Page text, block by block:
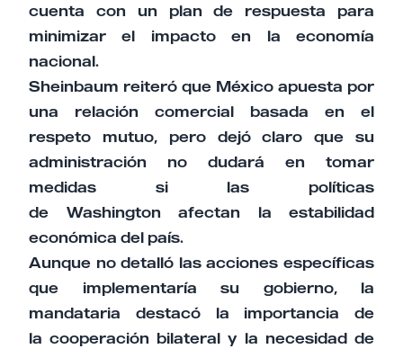
cuenta con un plan de respuesta para
minimizar el impacto en la economía
nacional.
Sheinbaum reiteró que México apuesta por
una relación comercial basada en el
respeto mutuo, pero dejó claro que su
administración no dudará en tomar
medidas si las políticas
de Washington afectan la estabilidad
económica del país.
Aunque no detalló las acciones específicas
que implementaría su gobierno, la
mandataria destacó la importancia de
la cooperación bilateral y la necesidad de